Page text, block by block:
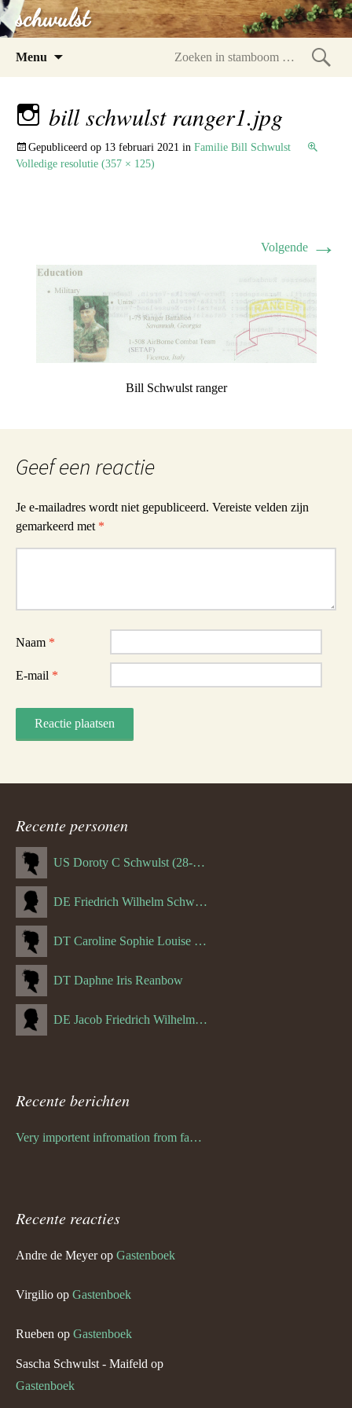
schwulst
Menu
bill schwulst ranger1.jpg
Gepubliceerd op 13 februari 2021 in Familie Bill Schwulst
Volledige resolutie (357 × 125)
Volgende →
Bill Schwulst ranger
Geef een reactie
Je e-mailadres wordt niet gepubliceerd. Vereiste velden zijn
gemarkeerd met *
Naam *
E-mail *
Recente personen
US Doroty C Schwulst (28-12-1919)
DE Friedrich Wilhelm Schwulst
DT Caroline Sophie Louise Schreuder born Schwulst (13-05-1866)
DT Daphne Iris Reanbow
DE Jacob Friedrich Wilhelm Hurth
Recente berichten
Very importent infromation from family Schwulst
Recente reacties
Andre de Meyerop Gastenboek
Virgilio op Gastenboek
Rueben op Gastenboek
Sascha Schwulst - Maifeld op
Gastenboek